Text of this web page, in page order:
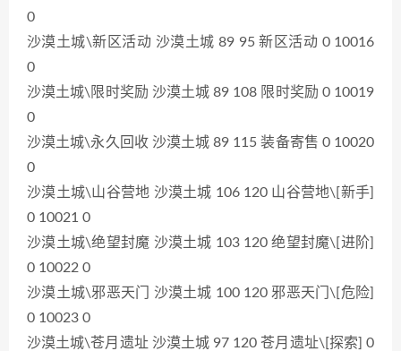
0
沙漠土城\新区活动 沙漠土城 89 95 新区活动 0 10016
0
沙漠土城\限时奖励 沙漠土城 89 108 限时奖励 0 10019
0
沙漠土城\永久回收 沙漠土城 89 115 装备寄售 0 10020
0
沙漠土城\山谷营地 沙漠土城 106 120 山谷营地\[新手]
0 10021 0
沙漠土城\绝望封魔 沙漠土城 103 120 绝望封魔\[进阶]
0 10022 0
沙漠土城\邪恶天门 沙漠土城 100 120 邪恶天门\[危险]
0 10023 0
沙漠土城\苍月遗址 沙漠土城 97 120 苍月遗址\[探索] 0